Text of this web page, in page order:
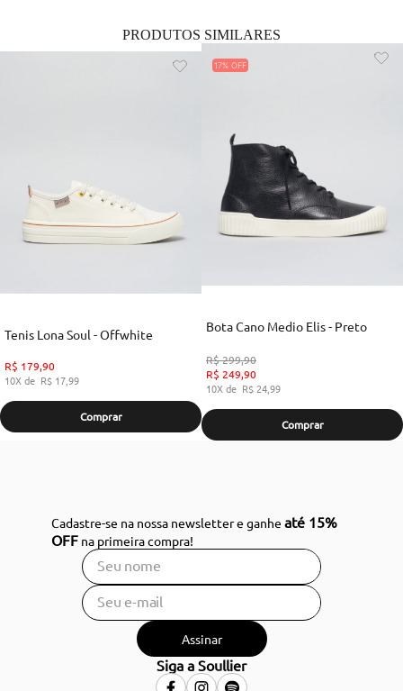
PRODUTOS SIMILARES
Tenis Lona Soul - Offwhite
R$ 179,90
10
R$ 17,99
Comprar
17%
Bota Cano Medio Elis - Preto
R$299,90
R$ 249,90
10
R$ 24,99
Comprar
Cadastre-se na nossa newsletter e ganheaté 15%
OFF na primeira compra!
Assinar
Siga a Soullier